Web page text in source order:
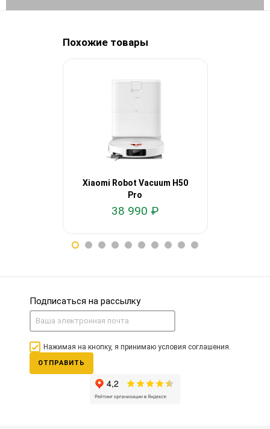
Похожие товары
Xiaomi Robot Vacuum H50
Pro
38 990 ₽
Подписаться на рассылку
Нажимая на кнопку, я принимаю условия соглашения.
ОТПРАВИТЬ